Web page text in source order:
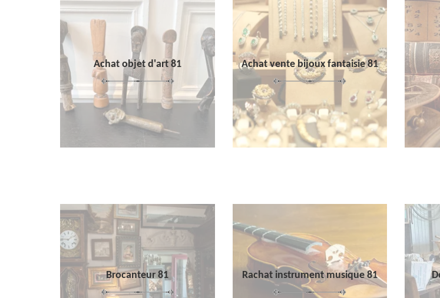
Achat objet d'art 81 Achat vente bijoux fantaisie 81
Brocanteur 81 Rachat instrument musique 81